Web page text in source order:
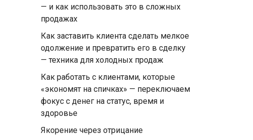
— и как использовать это в сложных
продажах
Как заставить клиента сделать мелкое
одолжение и превратить его в сделку
— техника для холодных продаж
Как работать с клиентами, которые
«экономят на спичках» — переключаем
фокус с денег на статус, время и
здоровье
Якорение через отрицание